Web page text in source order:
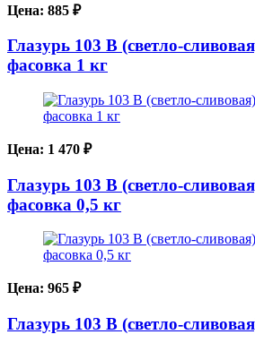
Цена: 885 ₽
Глазурь 103 В (светло-
фасовка 1 кг
Цена: 1 470 ₽
Глазурь 103 В (светло-
фасовка 0,5 кг
Цена: 965 ₽
Глазурь 103 В (светло-